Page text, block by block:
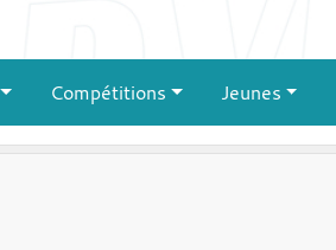
Compétitions Jeunes